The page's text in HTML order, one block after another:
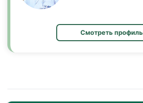
Смотреть профиль